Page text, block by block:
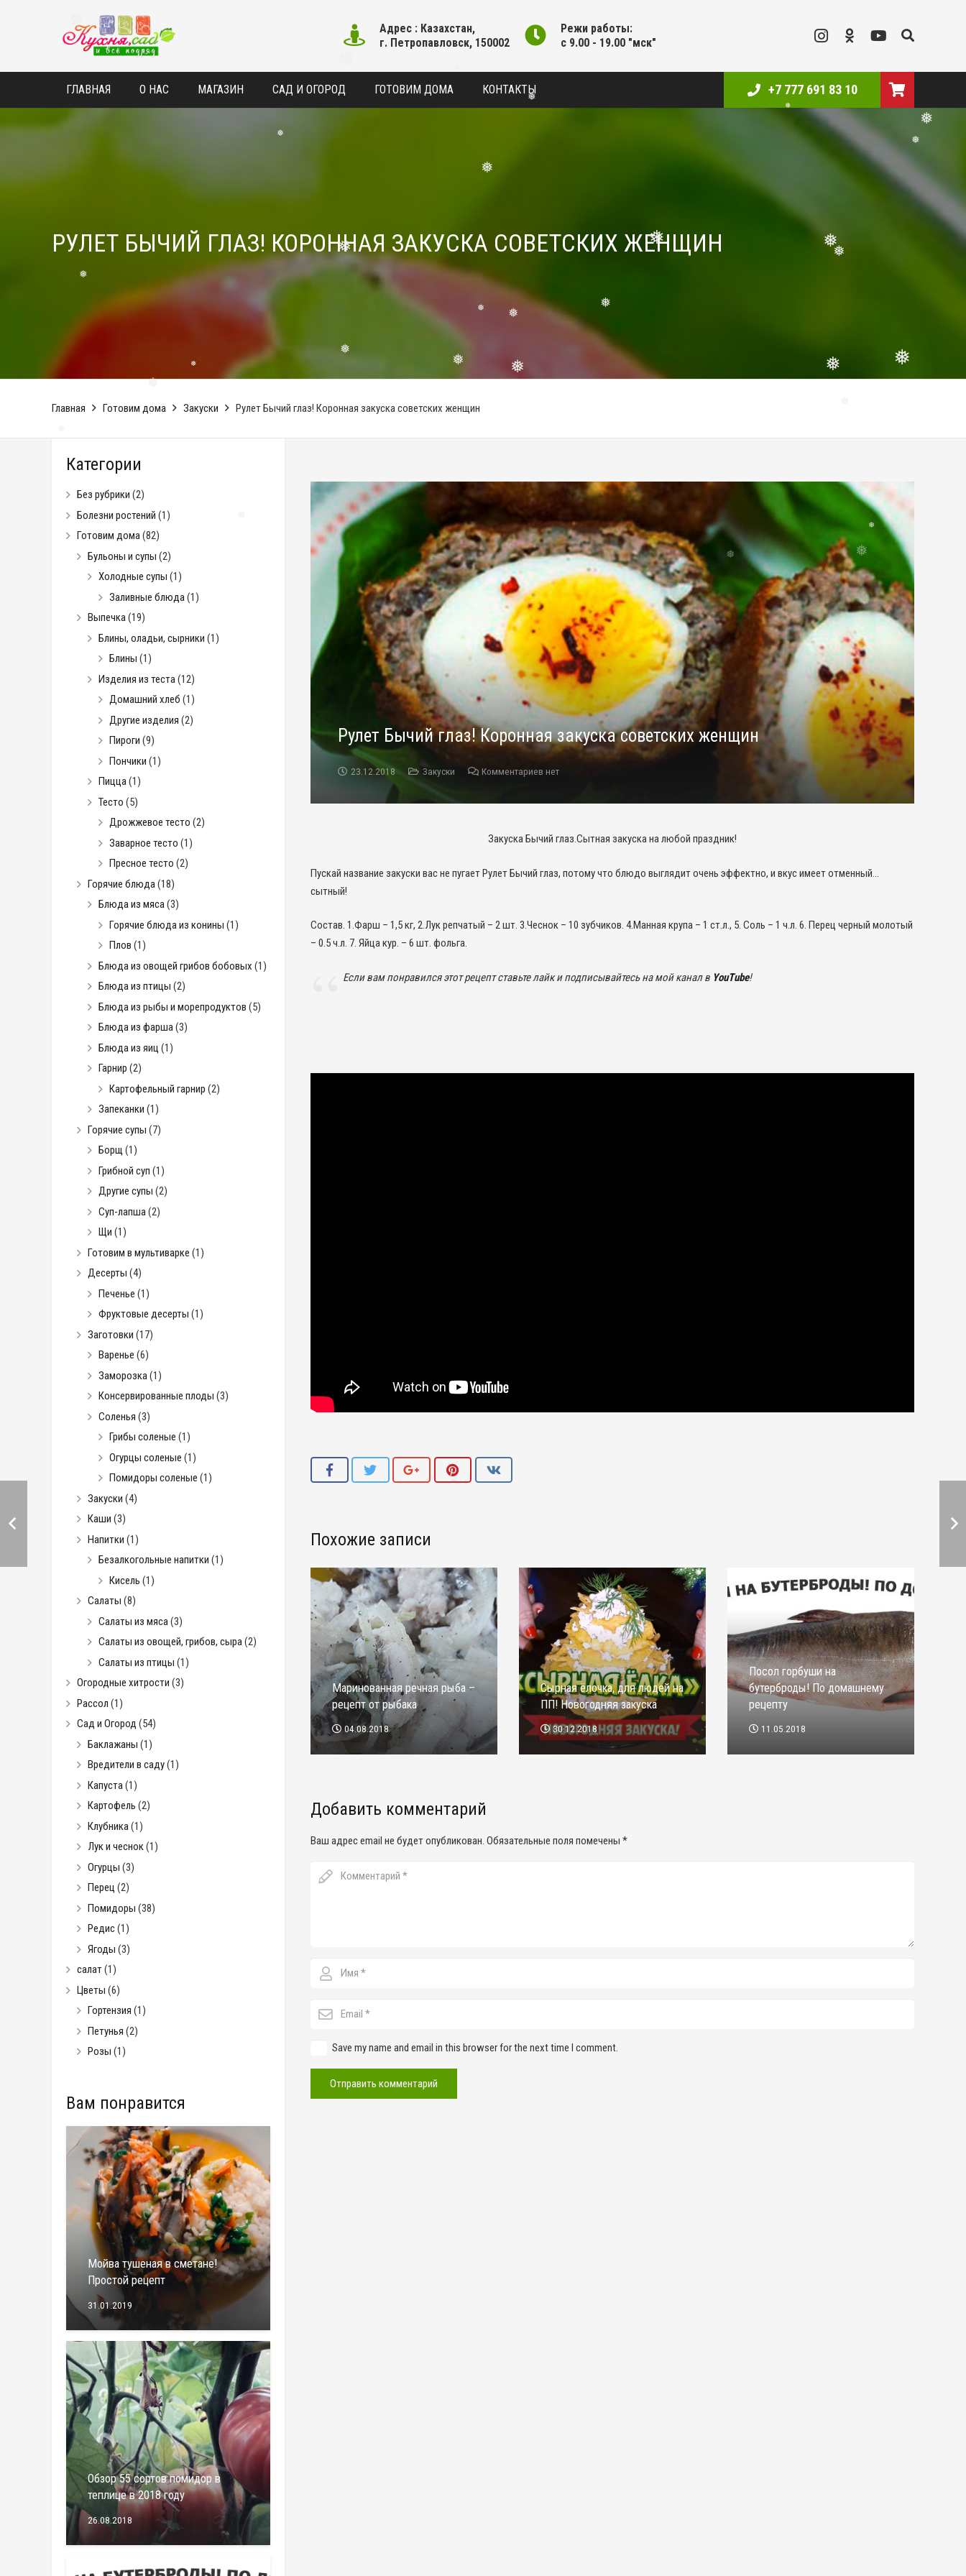
❅
❅
❅
❅
❅
❅
❅
Адрес : Казахстан,
г. Петропавловск, 150002
Режи работы:
с 9.00 - 19.00 "мск"
ГЛАВНАЯ О НАС МАГАЗИН САД И ОГОРОД ГОТОВИМ ДОМА КОНТАКТЫ +7 777 691 83 10
РУЛЕТ БЫЧИЙ ГЛАЗ! КОРОННАЯ ЗАКУСКА СОВЕТСКИХ ЖЕНЩИН
Главная Готовим дома Закуски Рулет Бычий глаз! Коронная закуска советских женщин
Рулет Бычий глаз! Коронная закуска советских женщин
23.12.2018 Закуски Комментариев нет
Закуска Бычий глаз.Сытная закуска на любой праздник!
Пускай название закуски вас не пугает Рулет Бычий глаз, потому что блюдо выглядит очень эффектно, и вкус имеет отменный…
сытный!
Cостав. 1.Фарш – 1,5 кг, 2.Лук репчатый – 2 шт. 3.Чеснок – 10 зубчиков. 4.Манная крупа – 1 ст.л., 5. Соль – 1 ч.л. 6. Перец черный молотый
– 0.5 ч.л. 7. Яйца кур. – 6 шт. фольга.
Если вам понравился этот рецепт ставьте лайк и подписывайтесь на мой канал в YouTube!
Похожие записи
Маринованная речная рыба –
рецепт от рыбака
04.08.2018
Сырная ёлочка, для людей на
ПП! Новогодняя закуска
30.12.2018
Посол горбуши на
бутерброды! По домашнему
рецепту
11.05.2018
Добавить комментарий
Ваш адрес email не будет опубликован. Обязательные поля помечены *
Save my name and email in this browser for the next time I comment.
Отправить комментарий
Категории
Без рубрики (2)
Болезни ростений (1)
Готовим дома(82)
Бульоны и супы (2)
Холодные супы (1)
Заливные блюда (1)
Выпечка(19)
Блины, оладьи, сырники (1)
Блины (1)
Изделия из теста (12)
Домашний хлеб (1)
Другие изделия (2)
Пироги (9)
Пончики (1)
Пицца(1)
Тесто (5)
Дрожжевое тесто (2)
Заварное тесто (1)
Пресное тесто (2)
Горячие блюда (18)
Блюда из мяса(3)
Горячие блюда из конины (1)
Плов (1)
Блюда из овощей грибов бобовых (1)
Блюда из птицы (2)
Блюда из рыбы и морепродуктов (5)
Блюда из фарша(3)
Блюда из яиц (1)
Гарнир (2)
Картофельный гарнир (2)
Запеканки (1)
Горячие супы (7)
Борщ (1)
Грибной суп (1)
Другие супы (2)
Суп-лапша (2)
Щи (1)
Готовим в мультиварке (1)
Десерты (4)
Печенье (1)
Фруктовые десерты (1)
Заготовки (17)
Варенье (6)
Заморозка (1)
Консервированные плоды (3)
Соленья (3)
Грибы соленые (1)
Огурцы соленые (1)
Помидоры соленые (1)
Закуски (4)
Каши (3)
Напитки (1)
Безалкогольные напитки (1)
Кисель (1)
Салаты (8)
Салаты из мяса (3)
Салаты из овощей, грибов, сыра(2)
Салаты из птицы (1)
Огородные хитрости (3)
Рассол (1)
Сад и Огород (54)
Баклажаны (1)
Вредители в саду(1)
Капуста (1)
Картофель (2)
Клубника (1)
Лук и чеснок(1)
Огурцы (3)
Перец (2)
Помидоры (38)
Редис(1)
Ягоды (3)
салат(1)
Цветы (6)
Гортензия (1)
Петунья (2)
Розы (1)
Вам понравится
Мойва тушеная в сметане!
Простой рецепт
31.01.2019
Обзор 55 сортов помидор в
теплице в 2018 году
26.08.2018